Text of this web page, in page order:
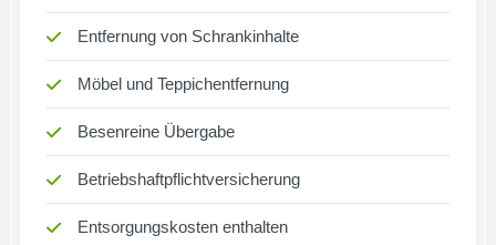
Entfernung von Schrankinhalte
Möbel und Teppichentfernung
Besenreine Übergabe
Betriebshaftpflichtversicherung
Entsorgungskosten enthalten